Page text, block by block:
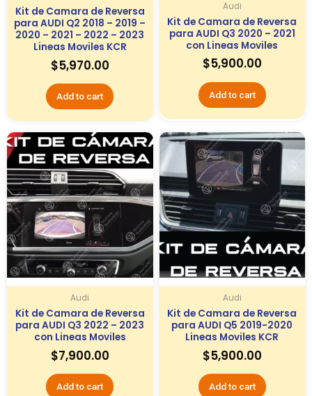
Kit de Camara de Reversa
para AUDI Q2 2018 – 2019 –
2020 – 2021 – 2022 – 2023
Lineas Moviles KCR
$5,970.00
Add to cart
Audi
Kit de Camara de Reversa
para AUDI Q3 2020 – 2021
con Lineas Moviles
$5,900.00
Add to cart
Audi
Kit de Camara de Reversa
para AUDI Q3 2022 – 2023
con Lineas Moviles
$7,900.00
Add to cart
Audi
Kit de Camara de Reversa
para AUDI Q5 2019-2020
Lineas Moviles KCR
$5,900.00
Add to cart